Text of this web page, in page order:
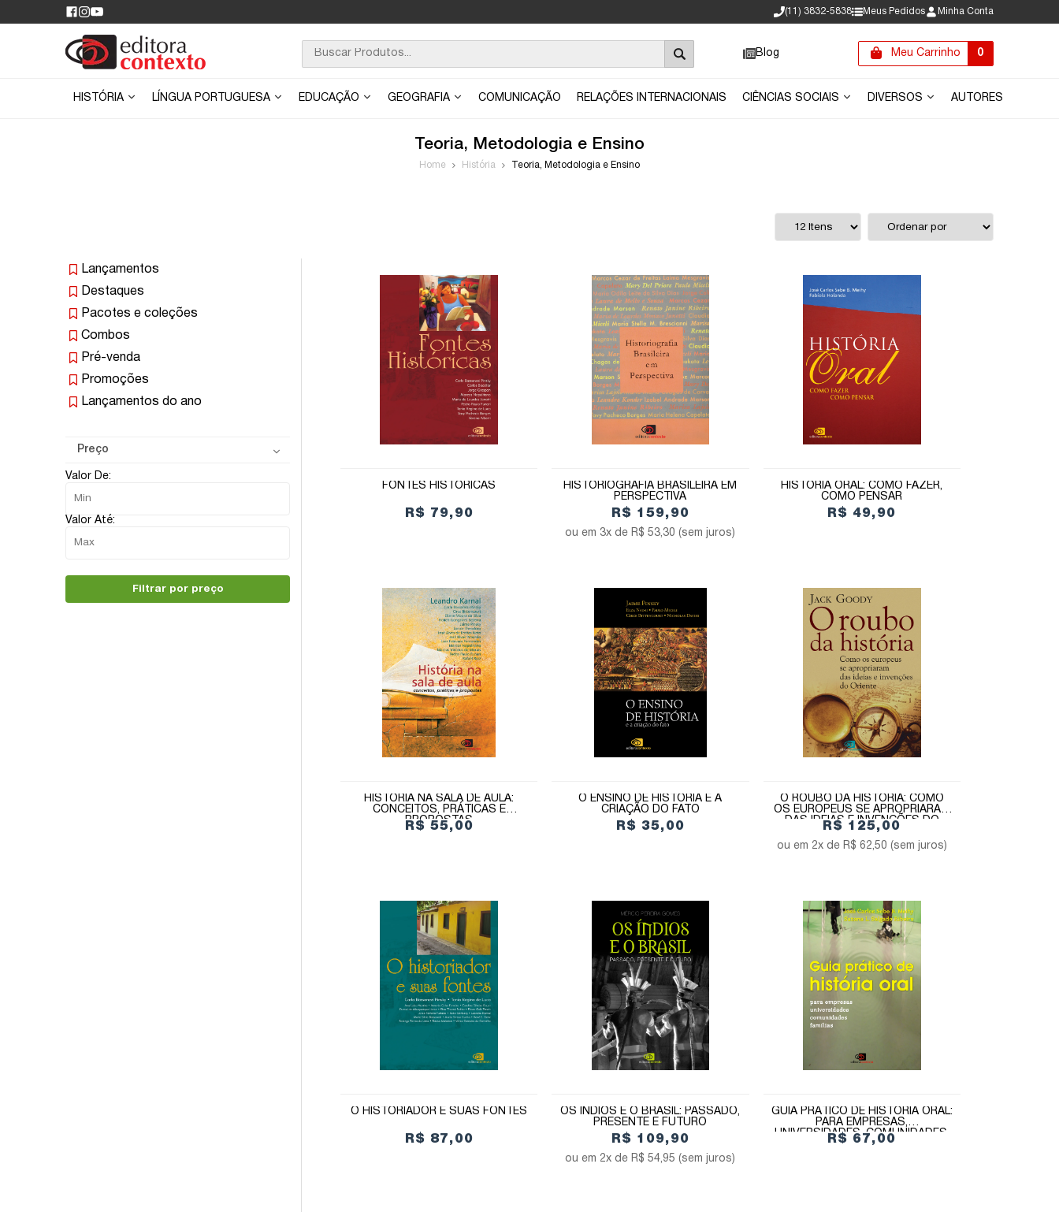
(11) 3832-5838 Meus Pedidos Minha Conta
Blog Meu Carrinho 0
HISTÓRIA LÍNGUA PORTUGUESA EDUCAÇÃO GEOGRAFIA COMUNICAÇÃO RELAÇÕES INTERNACIONAIS CIÊNCIAS SOCIAIS DIVERSOS AUTORES
Teoria, Metodologia e Ensino
Home História Teoria, Metodologia e Ensino
Lançamentos
Destaques
Pacotes e coleções
Combos
Pré-venda
Promoções
Lançamentos do ano
Preço
Valor De:
Valor Até:
Filtrar por preço
FONTES HISTÓRICAS
R$ 79,90
HISTORIOGRAFIA BRASILEIRA EM
PERSPECTIVA
R$ 159,90
3x de R$ 53,30 (sem juros)
HISTÓRIA ORAL: COMO FAZER,
COMO PENSAR
R$ 49,90
HISTÓRIA NA SALA DE AULA:
CONCEITOS, PRÁTICAS E
PROPOSTAS
R$ 55,00
O ENSINO DE HISTÓRIA E A
CRIAÇÃO DO FATO
R$ 35,00
O ROUBO DA HISTÓRIA: COMO
OS EUROPEUS SE APROPRIARAM
DAS IDEIAS E INVENÇÕES DO
ORIENTE
R$ 125,00
2x de R$ 62,50 (sem juros)
O HISTORIADOR E SUAS FONTES
R$ 87,00
OS ÍNDIOS E O BRASIL: PASSADO,
PRESENTE E FUTURO
R$ 109,90
2x de R$ 54,95 (sem juros)
GUIA PRÁTICO DE HISTÓRIA ORAL:
PARA EMPRESAS,
UNIVERSIDADES, COMUNIDADES,
FAMÍLIAS
R$ 67,00